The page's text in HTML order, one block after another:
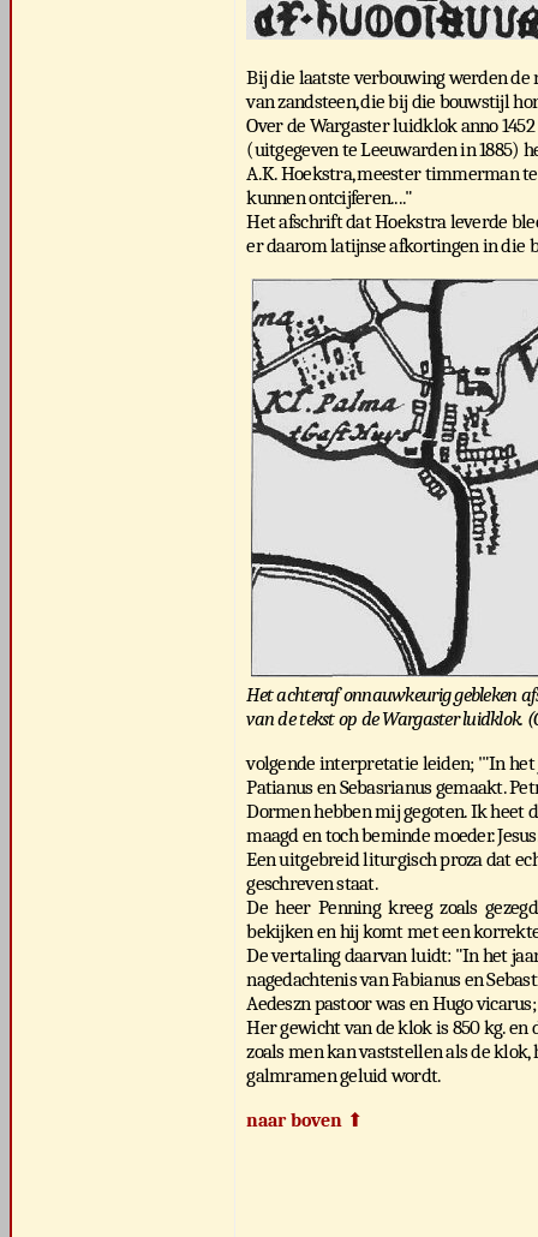
Bij die laatste verbouwing werden
van zandsteen, die bij die bouwstijl
Over de Wargaster luidklok anno
(uitgegeven te Leeuwarden in 1885)
A.K. Hoekstra, meester timmerman
kunnen ontcijferen...."
Het afschrift dat Hoekstra leverde
er daarom latijnse afkortingen in die
Het achteraf onnauwkeurig gebleken
van de tekst op de Wargaster luidklok.
volgende interpretatie leiden; '"In het
Patianus en Sebasrianus gemaakt.
Dormen hebben mij gegoten. Ik heet
maagd en toch beminde moeder.
Een uitgebreid liturgisch proza dat
geschreven staat.
De heer Penning kreeg zoals
bekijken en hij komt met een
De vertaling daarvan luidt: "In het
nagedachtenis van Fabianus en
Aedeszn pastoor was en Hugo
Her gewicht van de klok is 850 kg. en
zoals men kan vaststellen als de klok,
galmramen geluid wordt.
naar boven ⬆